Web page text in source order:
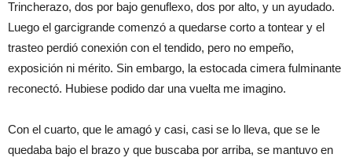
Trincherazo, dos por bajo genuflexo, dos por alto, y un ayudado.
Luego el garcigrande comenzó a quedarse corto a tontear y el
trasteo perdió conexión con el tendido, pero no empeño,
exposición ni mérito. Sin embargo, la estocada cimera fulminante
reconectó. Hubiese podido dar una vuelta me imagino.
Con el cuarto, que le amagó y casi, casi se lo lleva, que se le
quedaba bajo el brazo y que buscaba por arriba, se mantuvo en